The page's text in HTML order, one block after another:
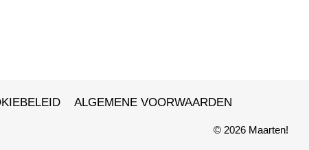
ALGEMENE VOORWAARDEN
© 2026 Maarten!